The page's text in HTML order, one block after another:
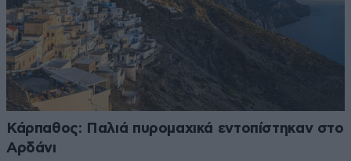
Κάρπαθος: Παλιά πυρομαχικά εντοπίστηκαν στο
Αρδάνι